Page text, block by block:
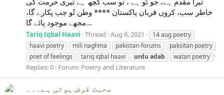
خاطر سب، کروں قربان پاکستان **** وطن تُو جب پکارے گا،
مجھے موجود پائے گا...
Tariq Iqbal Haavi Thread Aug 6, 2021
14 aug poetry
haavi poetry
mili naghma pakistan-forums
paksitan poetry
poet of feelings
tariq iqbal haavi urdu adab watan poetry
Replies: 0 Forum: Poetry and Literature
محبت قرض ہوتی ہے۔۔۔